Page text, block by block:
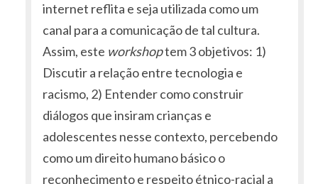
internet reflita e seja utilizada como um
canal para a comunicação de tal cultura.
Assim, este workshoptem 3 objetivos: 1)
Discutir a relação entre tecnologia e
racismo, 2) Entender como construir
diálogos que insiram crianças e
adolescentes nesse contexto, percebendo
como um direito humano básico o
reconhecimento e respeito étnico-racial a